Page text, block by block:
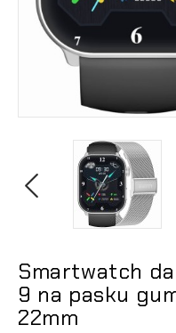
Smartwatch
9 na pasku
22mm